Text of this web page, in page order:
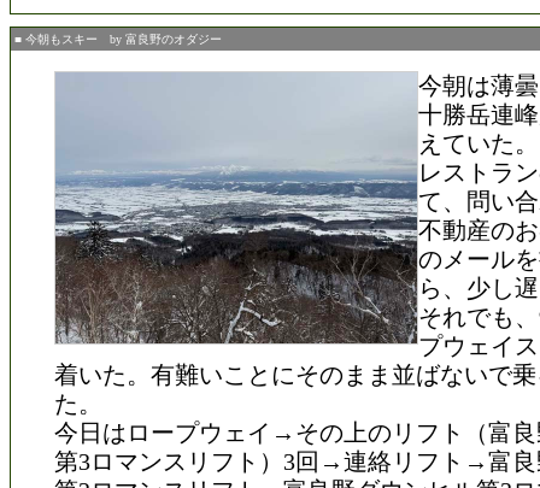
■ 今朝もスキー by 富良野のオダジー
今朝は薄
十勝岳連
えていた。
レストラ
て、問い
不動産の
のメール
ら、少し
それでも
プウェイ
着いた。有難いことにそのまま並ばないで
た。
今日はロープウェイ→その上のリフト（富
第3ロマンスリフト）3回→連絡リフト→富良